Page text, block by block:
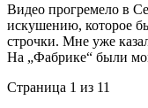
Видео прогремело в
искушению, которое
строчки. Мне уже
На „Фабрике“ были
Страница 1 из 11